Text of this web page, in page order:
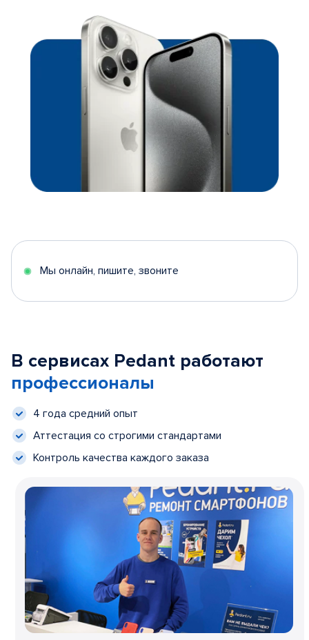
Мы онлайн, пишите, звоните
В сервисах Pedant работают
профессионалы
4 года средний опыт
Аттестация со строгими стандартами
Контроль качества каждого заказа